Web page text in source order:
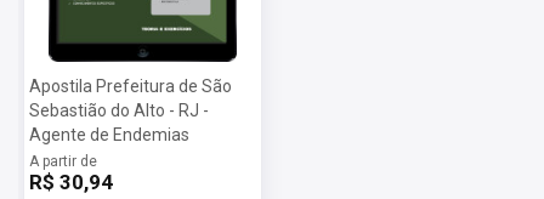
Apostila Prefeitura de São
Sebastião do Alto - RJ -
Agente de Endemias
A partir de
R$ 30,94